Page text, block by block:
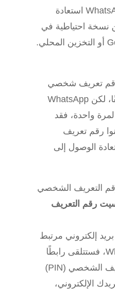
قد يعرض عليك WhatsApp استعادة
نسخة احتياطية في
iCloud أو Google Drive أو التخزين المحلي.
رقم تعريف شخصي
للتحقق بخطوتين مسبقًا، لكن WhatsApp
واحدة، فقد
رقم تعريف
الوصول إلى
التعريف الشخصي
رقم التعريف
إلكتروني مرتبط
بحسابك على WhatsApp، فستتلقى رابطًا
لإعادة تعيين رقم التعريف الشخصي (PIN)
الإلكتروني،